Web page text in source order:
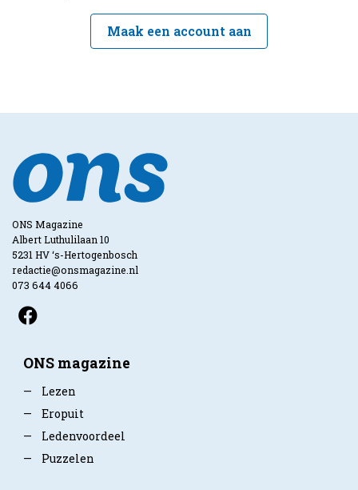
Maak een account aan
ONS Magazine
Albert Luthulilaan 10
5231 HV ‘s-Hertogenbosch
redactie@onsmagazine.nl
073 644 4066
ONS magazine
—
Lezen
—
Eropuit
—
Ledenvoordeel
—
Puzzelen